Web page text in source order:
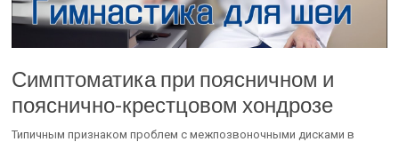
Симптоматика при поясничном и
пояснично-крестцовом хондрозе
Типичным признаком проблем с межпозвоночными дисками в